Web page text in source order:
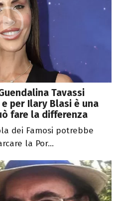
Tavassi
per Ilary Blasi è una
fare la differenza
dei Famosi potrebbe
la Por...